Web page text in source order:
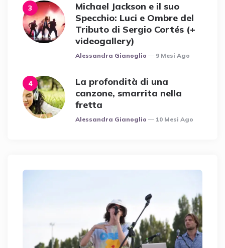
Michael Jackson e il suo
Specchio: Luci e Ombre del
Tributo di Sergio Cortés (+
videogallery)
Posted
Alessandra Gianoglio 9 Mesi Ago
La profondità di una
canzone, smarrita nella
fretta
Posted
Alessandra Gianoglio 10 Mesi Ago